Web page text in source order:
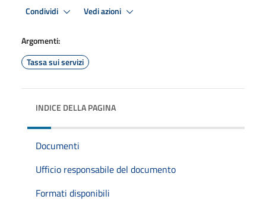
Condividi Vedi azioni
Argomenti:
Tassa sui servizi
INDICE DELLA PAGINA
Documenti
Ufficio responsabile del documento
Formati disponibili